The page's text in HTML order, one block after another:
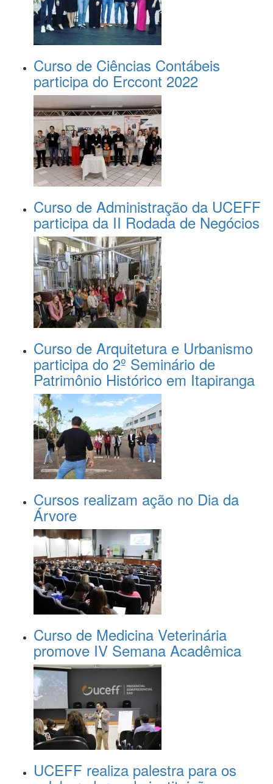
Curso de Ciências Contábeis
participa do Erccont 2022
Curso de Administração da UCEFF
participa da II Rodada de Negócios
Curso de Arquitetura e Urbanismo
participa do 2º Seminário de
Patrimônio Histórico em Itapiranga
Cursos realizam ação no Dia da
Árvore
Curso de Medicina Veterinária
promove IV Semana Acadêmica
UCEFF realiza palestra para os